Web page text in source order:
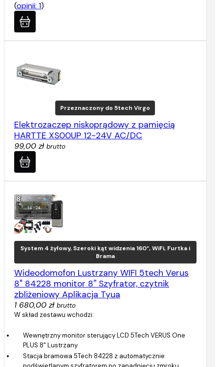
(opinii: 1)
Przeznaczony do 5tech Virgo
Elektrozaczep niskoprądowy z pamięcią
HARTTE XS00UP 12-24V AC/DC
99,00 zł brutto
System 4 żyłowy, Szeroki kąt widzenia 160°, WiFi, Furtka i
Brama
Wideodomofon Lustrzany WIFI 5tech Verus
8" 84228 monitor 8'' Szyfrator, czytnik
zbliżeniowy Aplikacja Tyua
1 680,00 zł brutto
W skład zestawu wchodzi:
Wewnętrzny monitor sterujący LCD 5Tech VERUS One
PLUS 8" Lustrzany
Stacja bramowa 5Tech 84228 z automatycznie